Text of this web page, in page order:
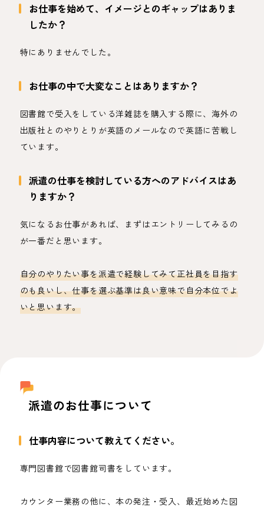
お仕事を始めて、イメージとのギャップはありま
したか？
特にありませんでした。
お仕事の中で大変なことはありますか？
図書館で受入をしている洋雑誌を購入する際に、海外の
出版社とのやりとりが英語のメールなので英語に苦戦し
ています。
派遣の仕事を検討している方へのアドバイスはあ
りますか？
気になるお仕事があれば、まずはエントリーしてみるの
が一番だと思います。
自分のやりたい事を派遣で経験してみて正社員を目指す
のも良いし、仕事を選ぶ基準は良い意味で自分本位でよ
いと思います。
派遣のお仕事について
仕事内容について教えてください。
専門図書館で図書館司書をしています。
カウンター業務の他に、本の発注・受入、最近始めた図